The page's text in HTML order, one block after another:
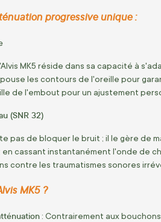
progressive unique :
MK5 réside dans sa capacité à
les contours de l'oreille pour
de l'embout pour un ajustement
(SNR 32)
pas de bloquer le bruit ; il le gère
cassant instantanément l'onde de
contre les traumatismes sonores
MK5 ?
: Contrairement aux